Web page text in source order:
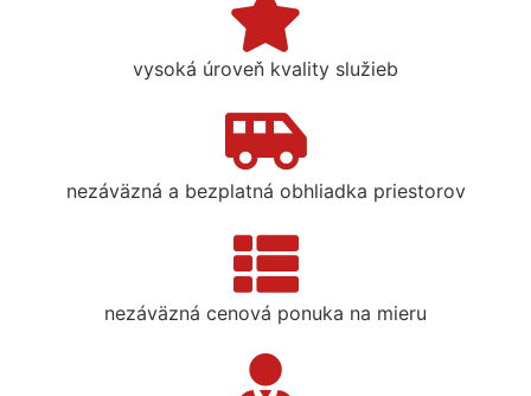
vysoká úroveň kvality služieb
nezáväzná a bezplatná obhliadka priestorov
nezáväzná cenová ponuka na mieru